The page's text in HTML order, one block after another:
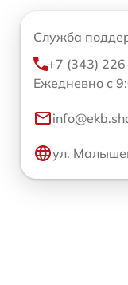
Служба
+7 (343)
Ежедневно с
ул.